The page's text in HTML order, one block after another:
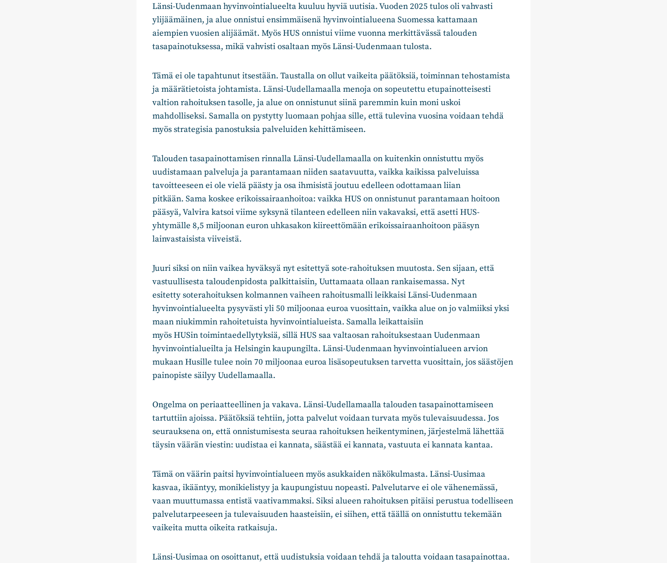
Länsi-Uudenmaan hyvinvointialueelta kuuluu hyviä uutisia. Vuoden 2025 tulos oli vahvasti
ylijäämäinen, ja alue onnistui ensimmäisenä hyvinvointialueena Suomessa kattamaan
aiempien vuosien alijäämät. Myös HUS onnistui viime vuonna merkittävässä talouden
tasapainotuksessa, mikä vahvisti osaltaan myös Länsi-Uudenmaan tulosta.
Tämä ei ole tapahtunut itsestään. Taustalla on ollut vaikeita päätöksiä, toiminnan tehostamista
ja määrätietoista johtamista. Länsi-Uudellamaalla menoja on sopeutettu etupainotteisesti
valtion rahoituksen tasolle, ja alue on onnistunut siinä paremmin kuin moni uskoi
mahdolliseksi. Samalla on pystytty luomaan pohjaa sille, että tulevina vuosina voidaan tehdä
myös strategisia panostuksia palveluiden kehittämiseen.
Talouden tasapainottamisen rinnalla Länsi-Uudellamaalla on kuitenkin onnistuttu myös
uudistamaan palveluja ja parantamaan niiden saatavuutta, vaikka kaikissa palveluissa
tavoitteeseen ei ole vielä päästy ja osa ihmisistä joutuu edelleen odottamaan liian
pitkään. Sama koskee erikoissairaanhoitoa: vaikka HUS on onnistunut parantamaan hoitoon
pääsyä, Valvira katsoi viime syksynä tilanteen edelleen niin vakavaksi, että asetti HUS-
yhtymälle 8,5 miljoonan euron uhkasakon kiireettömään erikoissairaanhoitoon pääsyn
lainvastaisista viiveistä.
Juuri siksi on niin vaikea hyväksyä nyt esitettyä sote-rahoituksen muutosta. Sen sijaan, että
vastuullisesta taloudenpidosta palkittaisiin, Uuttamaata ollaan rankaisemassa. Nyt
esitetty soterahoituksen kolmannen vaiheen rahoitusmalli leikkaisi Länsi-Uudenmaan
hyvinvointialueelta pysyvästi yli 50 miljoonaa euroa vuosittain, vaikka alue on jo valmiiksi yksi
maan niukimmin rahoitetuista hyvinvointialueista. Samalla leikattaisiin
myös HUSin toimintaedellytyksiä, sillä HUS saa valtaosan rahoituksestaan Uudenmaan
hyvinvointialueilta ja Helsingin kaupungilta. Länsi-Uudenmaan hyvinvointialueen arvion
mukaan Husille tulee noin 70 miljoonaa euroa lisäsopeutuksen tarvetta vuosittain, jos säästöjen
painopiste säilyy Uudellamaalla.
Ongelma on periaatteellinen ja vakava. Länsi-Uudellamaalla talouden tasapainottamiseen
tartuttiin ajoissa. Päätöksiä tehtiin, jotta palvelut voidaan turvata myös tulevaisuudessa. Jos
seurauksena on, että onnistumisesta seuraa rahoituksen heikentyminen, järjestelmä lähettää
täysin väärän viestin: uudistaa ei kannata, säästää ei kannata, vastuuta ei kannata kantaa.
Tämä on väärin paitsi hyvinvointialueen myös asukkaiden näkökulmasta. Länsi-Uusimaa
kasvaa, ikääntyy, monikielistyy ja kaupungistuu nopeasti. Palvelutarve ei ole vähenemässä,
vaan muuttumassa entistä vaativammaksi. Siksi alueen rahoituksen pitäisi perustua todelliseen
palvelutarpeeseen ja tulevaisuuden haasteisiin, ei siihen, että täällä on onnistuttu tekemään
vaikeita mutta oikeita ratkaisuja.
Länsi-Uusimaa on osoittanut, että uudistuksia voidaan tehdä ja taloutta voidaan tasapainottaa.